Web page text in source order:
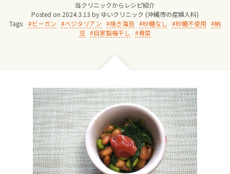
当クリニックからレシピ紹介
Posted on 2024.3.13 by ゆいクリニック (沖縄市の産婦人科)
Tags:
ビーガン ベジタリアン 焼き海苔 砂糖なし 砂糖不使用
納
豆
自家製梅干し 青菜
院長からのごあいさつ
妊婦健診
お産について
親と子の結びつき支援